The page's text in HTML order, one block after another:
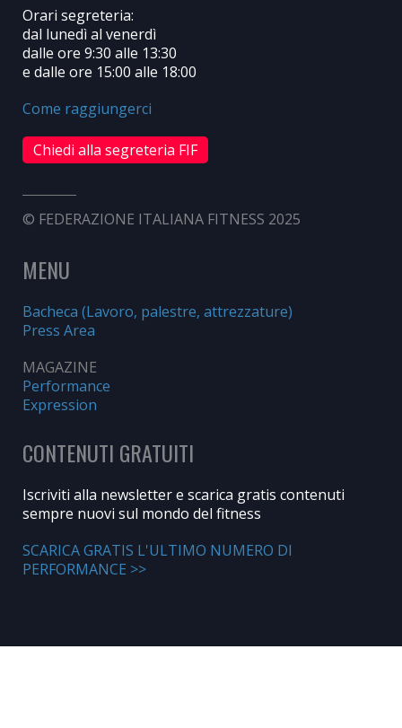
Orari segreteria:
dal lunedì al venerdì
dalle ore 9:30 alle 13:30
e dalle ore 15:00 alle 18:00
Come raggiungerci
Chiedi alla segreteria FIF
© FEDERAZIONE ITALIANA FITNESS 2025
MENU
Bacheca (Lavoro, palestre, attrezzature)
Press Area
MAGAZINE
Performance
Expression
CONTENUTI GRATUITI
Iscriviti alla newsletter e scarica gratis contenuti
sempre nuovi sul mondo del fitness
SCARICA GRATIS L'ULTIMO NUMERO DI
PERFORMANCE >>